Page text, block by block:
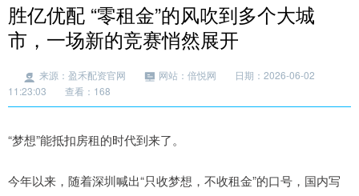
胜亿优配 “零租金”的风吹到多个大城
市，一场新的竞赛悄然展开
来源：盈禾配资官网 网站：倍悦网
日期：2026-06-02
11:23:03
查看：168
“梦想”能抵扣房租的时代到来了。
今年以来，随着深圳喊出“只收梦想，不收租金”的口号，国内写